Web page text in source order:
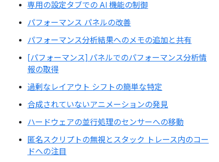
専用の設定タブでの AI 機能の制御
パフォーマンス パネルの改善
パフォーマンス分析結果へのメモの追加と共有
[パフォーマンス] パネルでのパフォーマンス分析情
報の取得
過剰なレイアウト シフトの簡単な特定
合成されていないアニメーションの発見
ハードウェアの並行処理のセンサーへの移動
匿名スクリプトの無視とスタック トレース内のコー
ドへの注目